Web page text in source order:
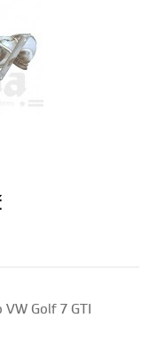
Golf 7 GTI